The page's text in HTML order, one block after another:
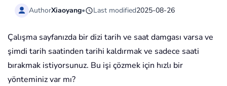
AuthorXiaoyang• Last modified2025-08-26
Çalışma sayfanızda bir dizi tarih ve saat damgası varsa ve
şimdi tarih saatinden tarihi kaldırmak ve sadece saati
bırakmak istiyorsunuz. Bu işi çözmek için hızlı bir
yönteminiz var mı?